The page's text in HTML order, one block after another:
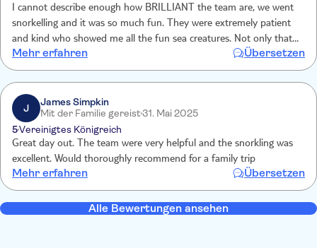
I cannot describe enough how BRILLIANT the team are, we went
snorkelling and it was so much fun. They were extremely patient
and kind who showed me all the fun sea creatures. Not only that
but they take underwater photos and videos of you. I cannot
recommend enough. Once again thank you!
Mehr erfahren Übersetzen
J
James Simpkin
Mit der Familie gereist31. Mai 2025
5Vereinigtes Königreich
Great day out. The team were very helpful and the snorkling was
excellent. Would thoroughly recommend for a family trip
Mehr erfahren Übersetzen
Alle Bewertungen ansehen